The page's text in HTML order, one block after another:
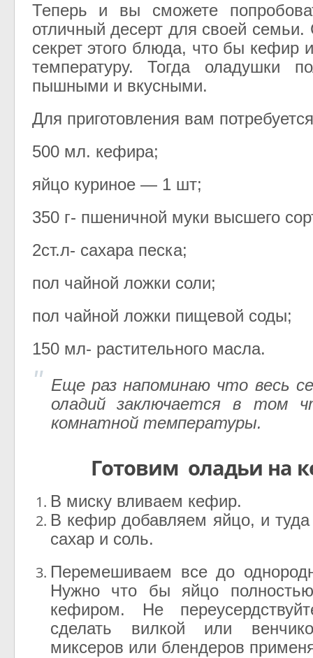
Теперь и вы сможете
отличный десерт для своей
секрет этого блюда, что бы кефир
температуру. Тогда оладушки
пышными и вкусными.
Для приготовления вам
500 мл. кефира;
яйцо куриное — 1 шт;
350 г- пшеничной муки высшего
2ст.л- сахара песка;
пол чайной ложки соли;
пол чайной ложки пищевой соды;
150 мл- растительного масла.
Еще раз напоминаю что весь
оладий заключается в том
комнатной температуры.
Готовим оладьи на
В миску вливаем кефир.
В кефир добавляем яйцо, и
сахар и соль.
Перемешиваем все до
Нужно что бы яйцо
кефиром. Не
сделать вилкой или
миксеров или блендеров